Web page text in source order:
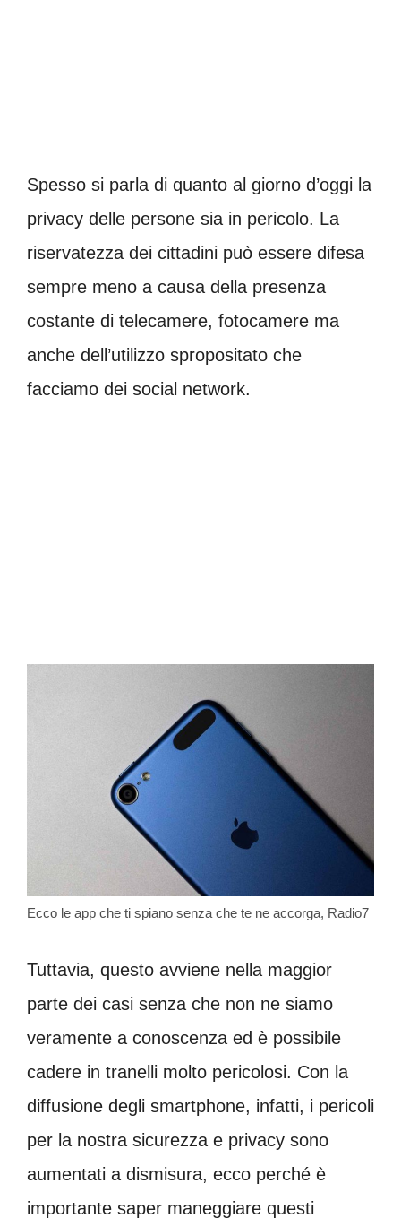
Spesso si parla di quanto al giorno d’oggi la
privacy delle persone sia in pericolo. La
riservatezza dei cittadini può essere difesa
sempre meno a causa della presenza
costante di telecamere, fotocamere ma
anche dell’utilizzo spropositato che
facciamo dei social network.
Ecco le app che ti spiano senza che te ne accorga, Radio7
Tuttavia, questo avviene nella maggior
parte dei casi senza che non ne siamo
veramente a conoscenza ed è possibile
cadere in tranelli molto pericolosi. Con la
diffusione degli smartphone, infatti, i pericoli
per la nostra sicurezza e privacy sono
aumentati a dismisura, ecco perché è
importante saper maneggiare questi